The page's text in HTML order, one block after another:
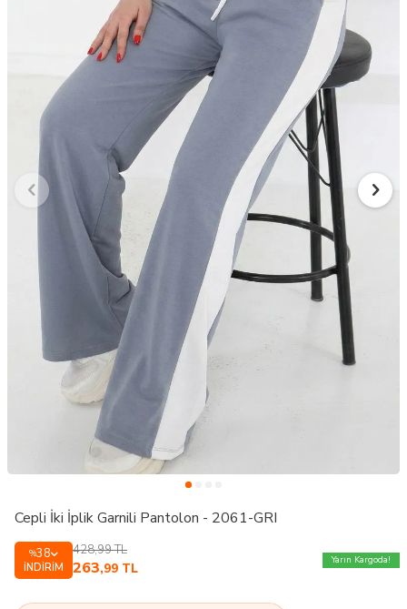
Cepli İki İplik Garnili Pantolon - 2061-GRI
%38
İNDIRIM
428,99TL
263,99 TL
Yarın Kargoda!